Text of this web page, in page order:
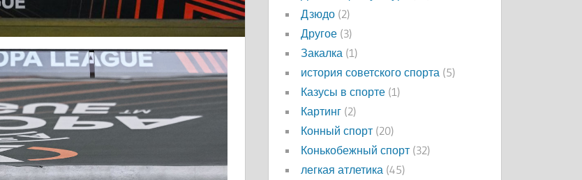
Дзюдо (2)
Другое (3)
Закалка (1)
история советского спорта (5)
Казусы в спорте (1)
Картинг (2)
Конный спорт (20)
Конькобежный спорт (32)
легкая атлетика (45)